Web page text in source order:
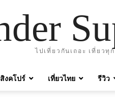
ไปเที่ยวกันเถอะ เที่ยวทุ
งคโปร์ เที่ยวไทย รีวิว